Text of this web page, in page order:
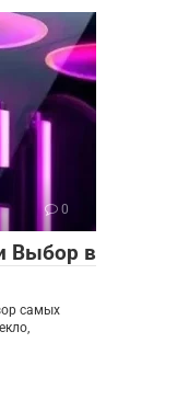
0
Выбор в
самых